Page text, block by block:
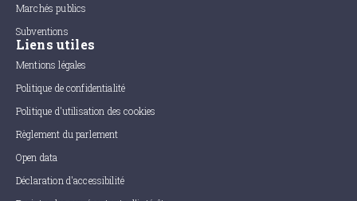
Marchés publics
Subventions
Liens utiles
Mentions légales
Politique de confidentialité
Politique d'utilisation des cookies
Règlement du parlement
Open data
Déclaration d'accessibilité